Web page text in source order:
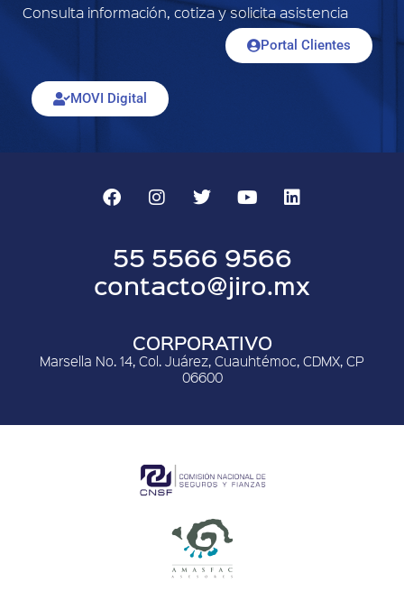
Consulta información, cotiza y solicita asistencia
Portal Clientes
MOVI Digital
55 5566 9566
contacto@jiro.mx
CORPORATIVO
Marsella No. 14, Col. Juárez, Cuauhtémoc, CDMX, CP
06600